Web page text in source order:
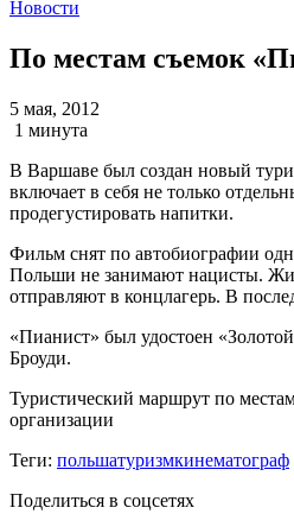
Новости
По местам съемок
5 мая, 2012
1 минута
В Варшаве был создан новый
включает в себя не только
продегустировать напитки.
Фильм снят по автобиографии
Польши не занимают нацисты.
отправляют в концлагерь. В
«Пианист» был удостоен
Броуди.
Туристический маршрут по
организации
Теги: польшатуризмкинематограф
Поделиться в соцсетях